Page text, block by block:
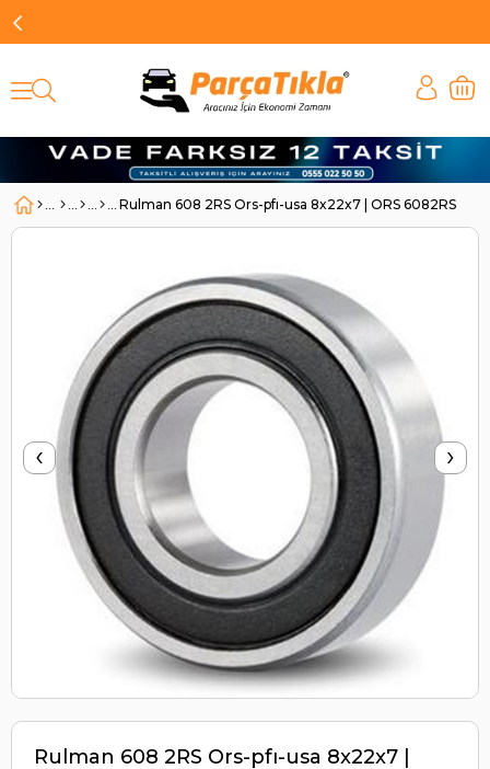
Rulman 608 2RS Ors-pfı-usa 8x22x7 | ORS 6082RS
‹ ›
Rulman 608 2RS Ors-pfı-usa 8x22x7 |